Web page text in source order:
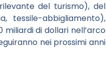
del turismo), del
tessile-abbigliamento),
di dollari nell’arco
nei prossimi anni